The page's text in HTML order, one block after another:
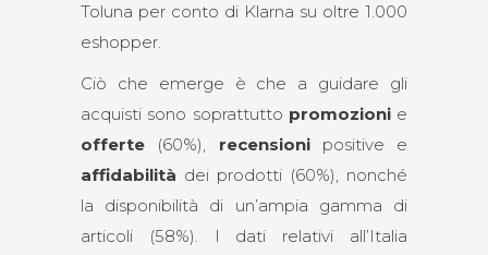
Toluna per conto di Klarna su oltre 1.000
eshopper.
Ciò che emerge è che a guidare gli
acquisti sono soprattutto promozionie
offerte (60%), recensionipositive e
affidabilità dei prodotti (60%), nonché
la disponibilità di un’ampia gamma di
articoli (58%). I dati relativi all’Italia